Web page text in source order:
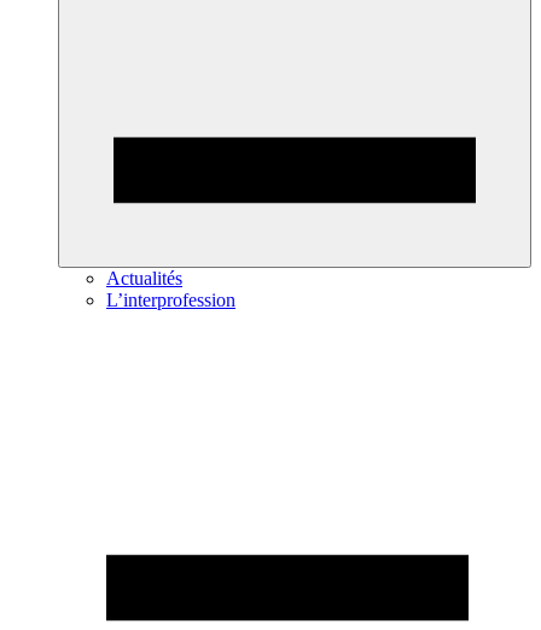
Actualités
L’interprofession